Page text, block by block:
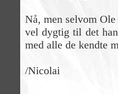
Nå, men selvom
vel dygtig til det
med alle de kendte
/Nicolai